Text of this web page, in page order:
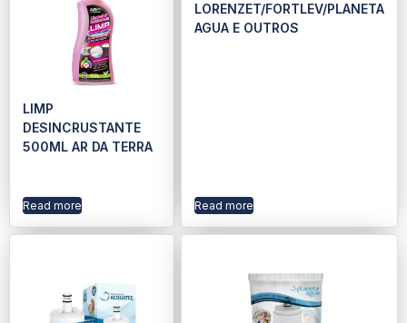
LIMP
DESINCRUSTANTE
500ML AR DA TERRA
Read more
LORENZET/FORTLEV/PLANETA
AGUA E OUTROS
Read more